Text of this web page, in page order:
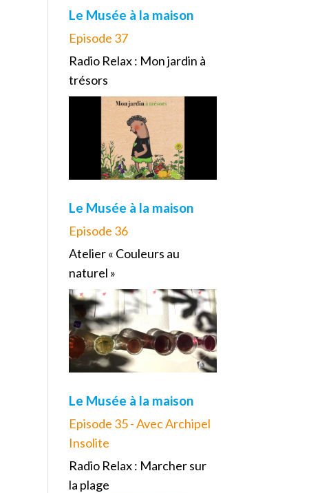
Le Musée à la maison
Episode 37
Radio Relax : Mon jardin à
trésors
Le Musée à la maison
Episode 36
Atelier « Couleurs au
naturel »
Le Musée à la maison
Episode 35 - Avec Archipel
Insolite
Radio Relax : Marcher sur
la plage